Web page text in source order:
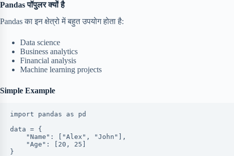
Pandas पॉपुलर क्यों है
Pandas का इन क्षेत्रो में बहुत उपयोग होता है:
Data science
Business analytics
Financial analysis
Machine learning projects
Simple Example
import pandas as pd
data = {
    "Name": ["Alex", "John"],
    "Age": [20, 25]
}